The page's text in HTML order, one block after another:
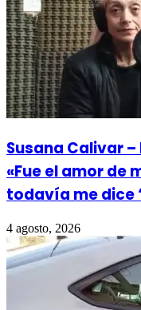
Susana Calivar
«Fue el amor de
todavía me dice
4 agosto, 2026